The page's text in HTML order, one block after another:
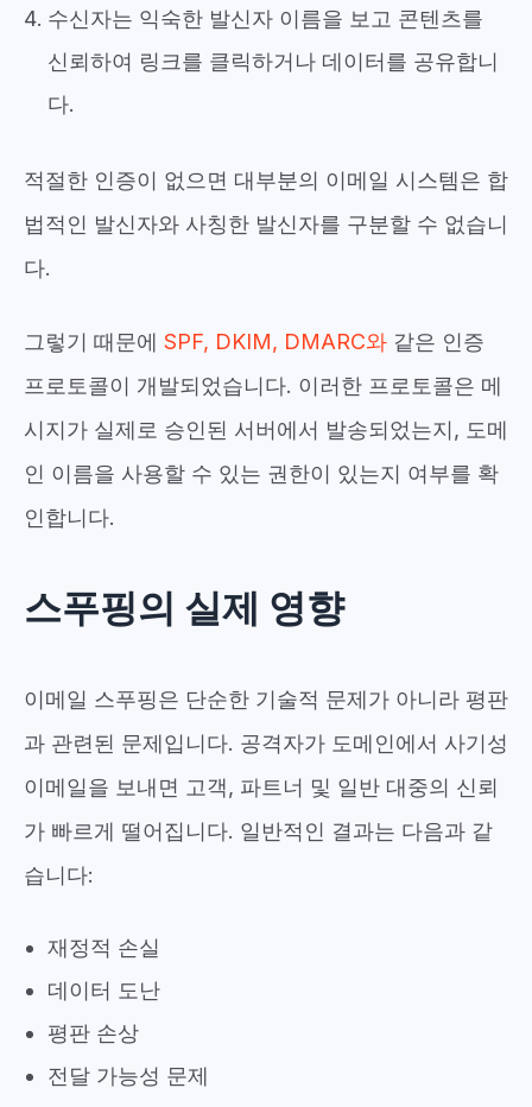
수신자는 익숙한 발신자 이름을 보고 콘텐츠를
신뢰하여 링크를 클릭하거나 데이터를 공유합니
다.
적절한 인증이 없으면 대부분의 이메일 시스템은 합
법적인 발신자와 사칭한 발신자를 구분할 수 없습니
다.
그렇기 때문에 SPF, DKIM, DMARC와 같은 인증
프로토콜이 개발되었습니다. 이러한 프로토콜은 메
시지가 실제로 승인된 서버에서 발송되었는지, 도메
인 이름을 사용할 수 있는 권한이 있는지 여부를 확
인합니다.
스푸핑의 실제 영향
이메일 스푸핑은 단순한 기술적 문제가 아니라 평판
과 관련된 문제입니다. 공격자가 도메인에서 사기성
이메일을 보내면 고객, 파트너 및 일반 대중의 신뢰
가 빠르게 떨어집니다. 일반적인 결과는 다음과 같
습니다:
재정적 손실
데이터 도난
평판 손상
전달 가능성 문제